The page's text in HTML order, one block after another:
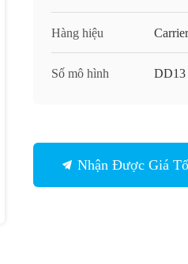
Hàng hiệu Carrier
Số mô hình DD13
Nhận Được Giá